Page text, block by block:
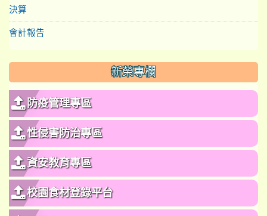
決算
會計報告
新榮專欄
防疫管理專區
性侵害防治專區
資安教育專區
校園食材登錄平台